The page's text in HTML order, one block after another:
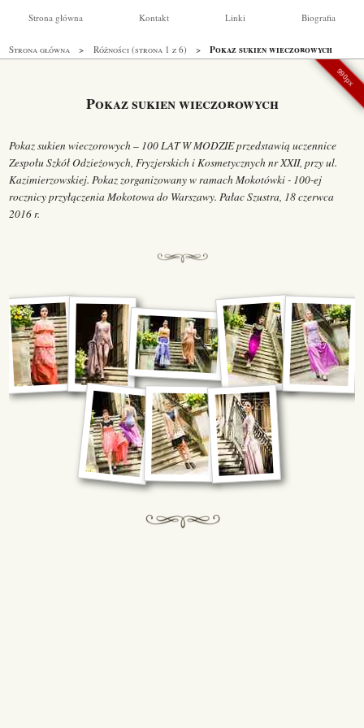
Strona główna Kontakt Linki Biografia
Strona główna Różności (strona 1 z 6) Pokaz sukien wieczorowych
Pokaz sukien wieczorowych
Pokaz sukien wieczorowych – 100 LAT W MODZIE przedstawią uczennice
Zespołu Szkół Odzieżowych, Fryzjerskich i Kosmetycznych nr XXII, przy ul.
Kazimierzowskiej. Pokaz zorganizowany w ramach Mokotówki - 100-ej
rocznicy przyłączenia Mokotowa do Warszawy. Pałac Szustra, 18 czerwca
2016 r.
990px